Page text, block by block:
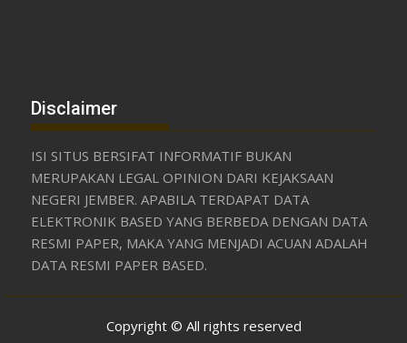
Disclaimer
ISI SITUS BERSIFAT INFORMATIF BUKAN
MERUPAKAN LEGAL OPINION DARI KEJAKSAAN
NEGERI JEMBER. APABILA TERDAPAT DATA
ELEKTRONIK BASED YANG BERBEDA DENGAN DATA
RESMI PAPER, MAKA YANG MENJADI ACUAN ADALAH
DATA RESMI PAPER BASED.
Copyright © All rights reserved